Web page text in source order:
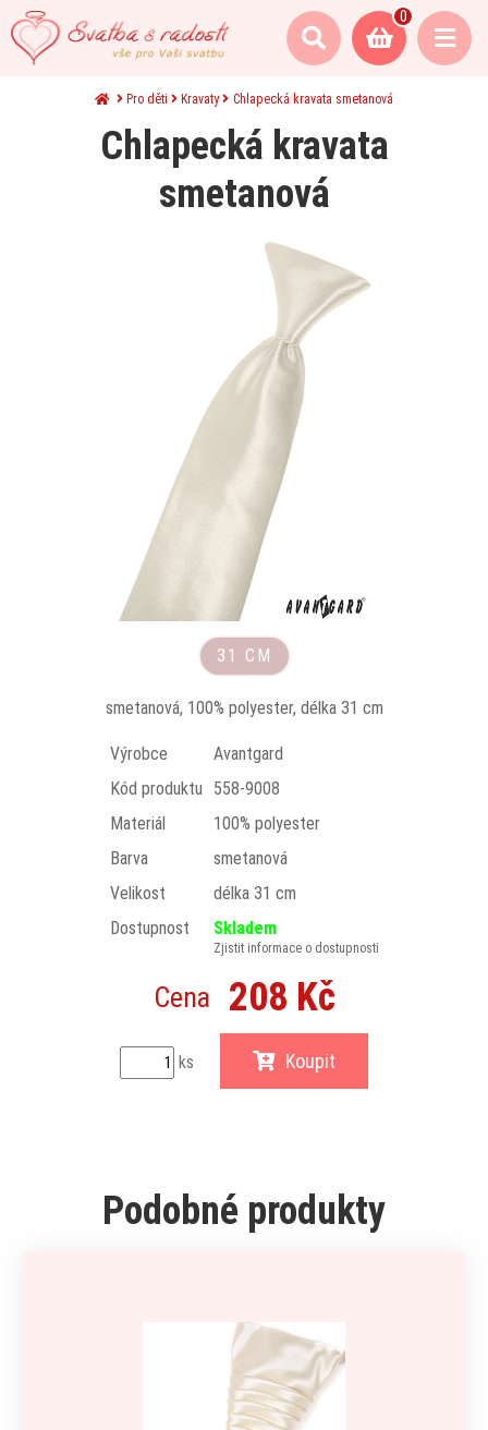
0
Pro děti Kravaty Chlapecká kravata smetanová
Chlapecká kravata
smetanová
31 CM
smetanová, 100% polyester, délka 31 cm
Výrobce
Avantgard
Kód produktu
558-9008
Materiál
100% polyester
Barva
smetanová
Velikost
délka 31 cm
Dostupnost
Skladem
Zjistit informace o dostupnosti
Cena 208 Kč
ks Koupit
Podobné produkty